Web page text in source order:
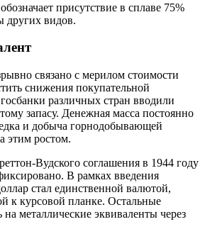
присутствие в сплаве 75%
других видов.
связано с мерилом стоимости
снижения покупательной
различных стран вводили
запасу. Денежная масса постоянно
и добыча горнодобывающей
этим ростом.
Вудского соглашения в 1944 году
В рамках введения
стал единственной валютой,
к курсовой планке. Остальные
металлические эквиваленты через